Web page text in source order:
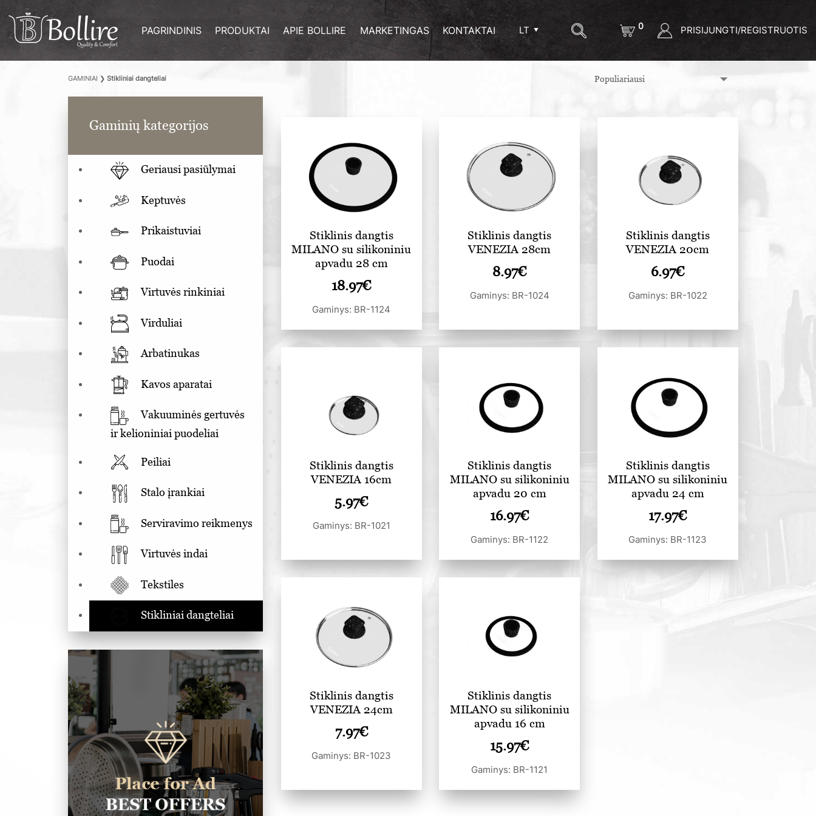
PAGRINDINIS PRODUKTAI APIE BOLLIRE MARKETINGAS KONTAKTAI LT 0 PRISIJUNGTI/REGISTRUOTIS
GAMINIAI ❯ Stikliniai dangteliai
Gaminių kategorijos
Geriausi pasiūlymai
Keptuvės
Prikaistuviai
Puodai
Virtuvės rinkiniai
Virduliai
Arbatinukas
Kavos aparatai
Vakuuminės gertuvės
ir kelioniniai puodeliai
Peiliai
Stalo įrankiai
Serviravimo reikmenys
Virtuvės indai
Tekstiles
Stikliniai dangteliai
Stiklinis dangtis
MILANO su silikoniniu
apvadu 28 cm
18.97€
Gaminys: BR-1124
Stiklinis dangtis
VENEZIA 28cm
8.97€
Gaminys: BR-1024
Stiklinis dangtis
VENEZIA 20cm
6.97€
Gaminys: BR-1022
Stiklinis dangtis
VENEZIA 16cm
5.97€
Gaminys: BR-1021
Stiklinis dangtis
MILANO su silikoniniu
apvadu 20 cm
16.97€
Gaminys: BR-1122
Stiklinis dangtis
MILANO su silikoniniu
apvadu 24 cm
17.97€
Gaminys: BR-1123
Stiklinis dangtis
VENEZIA 24cm
7.97€
Gaminys: BR-1023
Stiklinis dangtis
MILANO su silikoniniu
apvadu 16 cm
15.97€
Gaminys: BR-1121